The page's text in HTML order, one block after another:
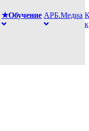
★Обучение АРБ.Медиа